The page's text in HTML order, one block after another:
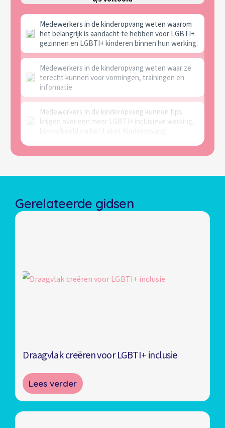
Medewerkers in de kinderopvang weten waarom
het belangrijk is aandacht te hebben voor LGBTI+
gezinnen en LGBTI+ kinderen binnen hun werking.
Medewerkers in de kinderopvang weten waar ze
terecht kunnen voor vormingen, trainingen en
informatie.
Medewerkers in de kinderopvang kunnen tips
krijgen over een meer LGBTI+ inclusieve werking,
Gerelateerde gidsen
Draagvlak creëren voor LGBTI+ inclusie
Lees verder